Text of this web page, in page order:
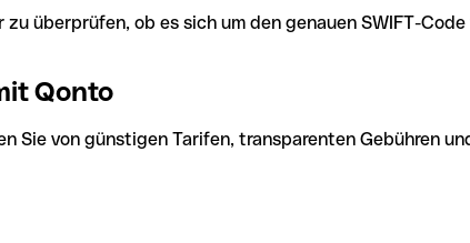
überprüfen, ob es sich um den genauen SWIFT-
Qonto
von günstigen Tarifen, transparenten Gebühren